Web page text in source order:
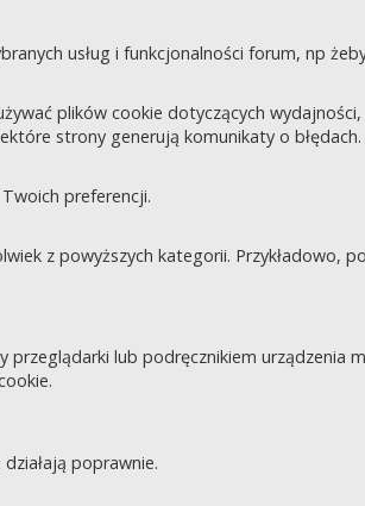
usług i funkcjonalności forum, np
plików cookie dotyczących
strony generują komunikaty o błędach.
preferencji.
z powyższych kategorii. Przykładowo,
przeglądarki lub podręcznikiem urządzenia
poprawnie.